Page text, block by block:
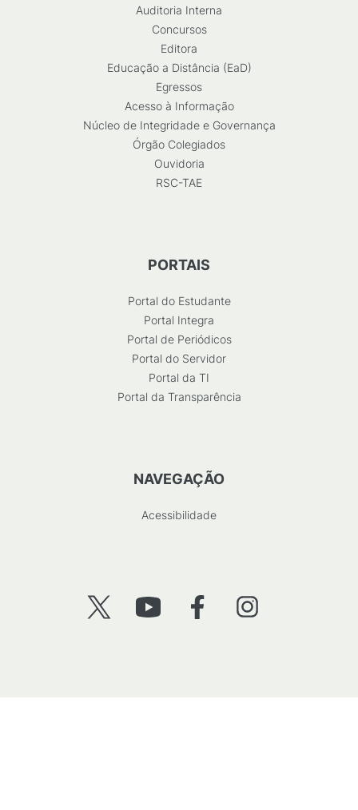
Auditoria Interna
Concursos
Editora
Educação a Distância (EaD)
Egressos
Acesso à Informação
Núcleo de Integridade e Governança
Órgão Colegiados
Ouvidoria
RSC-TAE
PORTAIS
Portal do Estudante
Portal Integra
Portal de Periódicos
Portal do Servidor
Portal da TI
Portal da Transparência
NAVEGAÇÃO
Acessibilidade